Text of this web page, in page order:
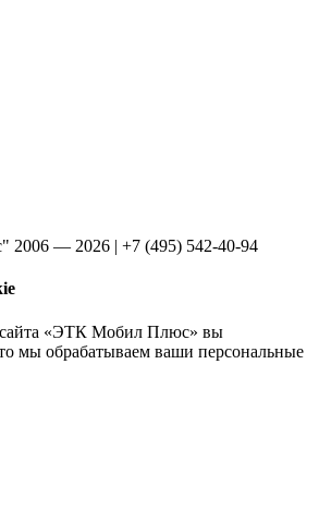
— 2026 | +7 (495) 542-40-94
«ЭТК Мобил Плюс» вы
мы обрабатываем ваши персональные